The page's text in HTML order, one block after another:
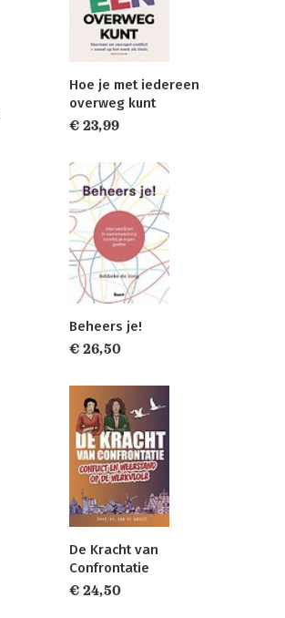
Hoe je met iedereen
overweg kunt
€ 23,99
Beheers je!
€ 26,50
De Kracht van
Confrontatie
€ 24,50